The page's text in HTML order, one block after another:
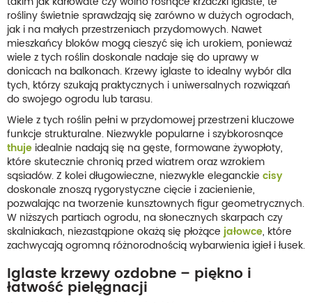
rośliny świetnie sprawdzają się zarówno w dużych ogrodach,
jak i na małych przestrzeniach przydomowych. Nawet
mieszkańcy bloków mogą cieszyć się ich urokiem, ponieważ
wiele z tych roślin doskonale nadaje się do uprawy w
donicach na balkonach. Krzewy iglaste to idealny wybór dla
tych, którzy szukają praktycznych i uniwersalnych rozwiązań
do swojego ogrodu lub tarasu.
Wiele z tych roślin pełni w przydomowej przestrzeni kluczowe
funkcje strukturalne. Niezwykle popularne i szybkorosnące
thuje idealnie nadają się na gęste, formowane żywopłoty,
które skutecznie chronią przed wiatrem oraz wzrokiem
sąsiadów. Z kolei długowieczne, niezwykle eleganckie cisy
doskonale znoszą rygorystyczne cięcie i zacienienie,
pozwalając na tworzenie kunsztownych figur geometrycznych.
W niższych partiach ogrodu, na słonecznych skarpach czy
skalniakach, niezastąpione okażą się płożące jałowce, które
zachwycają ogromną różnorodnością wybarwienia igieł i łusek.
Iglaste krzewy ozdobne – piękno i
łatwość pielęgnacji